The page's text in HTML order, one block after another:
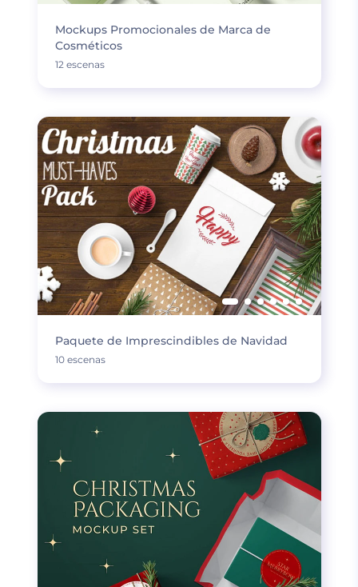
Mockups Promocionales de Marca de
Cosméticos
12 escenas
Paquete de Imprescindibles de Navidad
10 escenas